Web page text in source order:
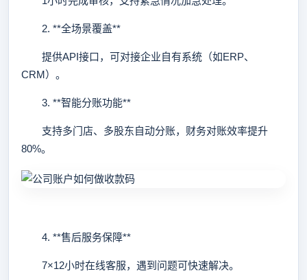
2. **全场景覆盖**
提供API接口，可对接企业自有系统（如ERP、
CRM）。
3. **智能分账功能**
支持多门店、多股东自动分账，财务对账效率提升
80%。
4. **售后服务保障**
7×12小时在线客服，遇到问题可快速解决。